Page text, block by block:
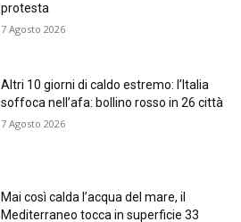
protesta
7 Agosto 2026
Altri 10 giorni di caldo estremo: l’Italia
soffoca nell’afa: bollino rosso in 26 città
7 Agosto 2026
Mai così calda l’acqua del mare, il
Mediterraneo tocca in superficie 33